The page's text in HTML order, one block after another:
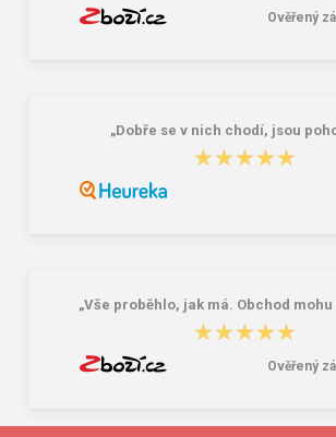
Ověřený
„Dobře se v nich chodí, jsou
★★★★★
★★★★★
„Vše proběhlo, jak má. Obchod mohu
★★★★★
★★★★★
Ověřený